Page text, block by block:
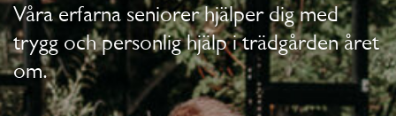
Våra erfarna seniorer hjälper dig med
trygg och personlig hjälp i trädgården året
om.